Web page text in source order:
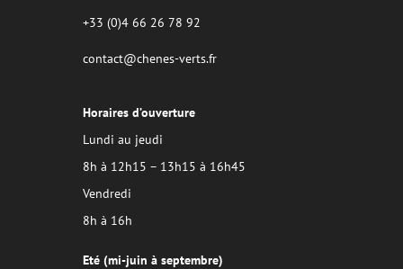
+33 (0)4 66 26 78 92
contact@chenes-verts.fr
Horaires d’ouverture
Lundi au jeudi
8h à 12h15 – 13h15 à 16h45
Vendredi
8h à 16h
Eté (mi-juin à septembre)